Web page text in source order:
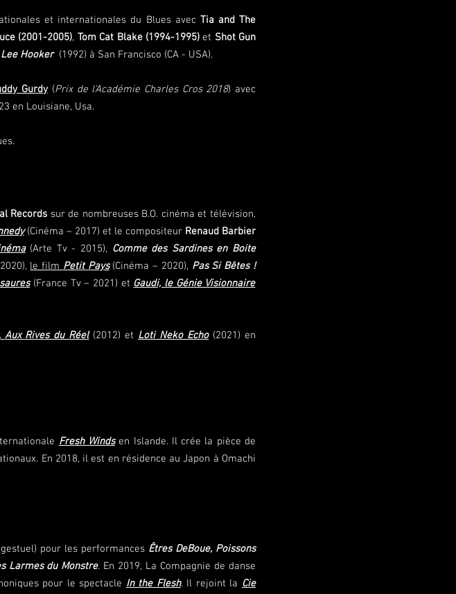
et internationales du Blues avec Tia and The
(2001-2005), Tom Cat Blake (1994-1995)et Shot Gun
Hooker(1992) à San Francisco (CA - USA).
Gurdy (Prix de l'Académie Charles Cros 2018) avec
en Louisiane, Usa.
Records sur de nombreuses B.O. cinéma et télévision,
(Cinéma – 2017) et le compositeur Renaud Barbier
(Arte Tv - 2015), Comme des Sardines en Boite
le film Petit Pays(Cinéma – 2020), Pas Si Bêtes !
(France Tv – 2021) et Gaudi, le Génie Visionnaire
Aux Rives du Réel(2012) et Loti Neko Echo(2021) en
Fresh Windsen Islande.Il crée la pièce de
En 2018, il est en résidence au Japon à Omachi
pour les performances Êtres DeBoue, Poissons
Larmes du Monstre. En 2019, La Compagnie de danse
pour le spectacle In the Flesh. Il rejoint la Cie